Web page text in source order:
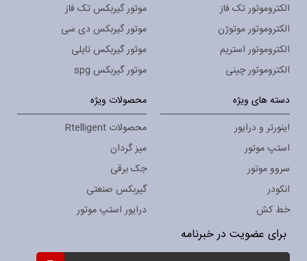
الکتروموتور تک فاز
الکتروموتور موتوژن
الکتروموتور استریم
الکتروموتور چینی
موتور گیربکس تک فاز
موتور گیربکس دی سی
موتور گیربکس تایلی
موتور گیربکس spg
دسته های ویژه
اینورتر و درایور
استپ موتور
سروو موتور
انکودر
خط کش
محصولات ویژه
محصولات Rtelligent
میز گردان
جک برقی
گیربکس صنعتی
درایور استپ موتور
برای عضویت در خبرنامه
ثبت